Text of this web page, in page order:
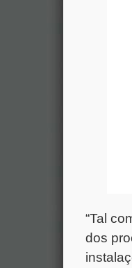
“Tal
dos